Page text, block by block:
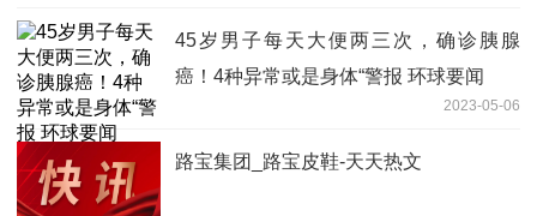
45岁男子每天大便两三次，确诊胰腺
癌！4种异常或是身体“警报 环球要闻
2023-05-06
路宝集团_路宝皮鞋-天天热文